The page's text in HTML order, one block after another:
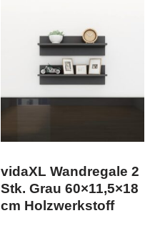
vidaXL Wandregale 2
Stk. Grau 60×11,5×18
cm Holzwerkstoff